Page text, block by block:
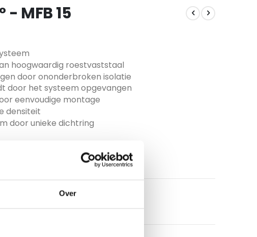
Over
- MFB 15
hoogwaardig roestvaststaal
door ononderbroken isolatie
door het systeem opgevangen
eenvoudige montage
densiteit
door unieke dichtring